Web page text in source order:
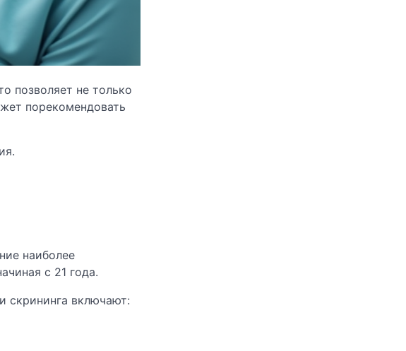
позволяет не только
порекомендовать
наиболее
с 21 года.
скрининга включают: